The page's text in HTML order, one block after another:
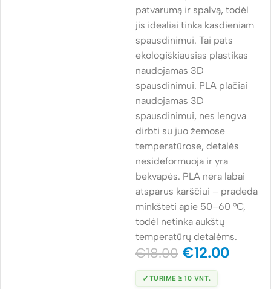
patvarumą ir spalvą, todėl
jis idealiai tinka kasdieniam
spausdinimui. Tai pats
ekologiškiausias plastikas
naudojamas 3D
spausdinimui. PLA plačiai
naudojamas 3D
spausdinimui, nes lengva
dirbti su juo žemose
temperatūrose, detalės
nesideformuoja ir yra
bekvapės. PLA nėra labai
atsparus karščiui – pradeda
minkštėti apie 50–60 °C,
todėl netinka aukštų
temperatūrų detalėms.
€18.00 €12.00
✓ TURIME ≥ 10 VNT.